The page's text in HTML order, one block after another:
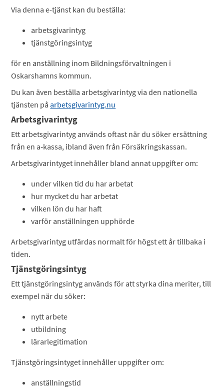
Via denna e-tjänst kan du beställa:
arbetsgivarintyg
tjänstgöringsintyg
för en anställning inom Bildningsförvaltningen i
Oskarshamns kommun.
Du kan även beställa arbetsgivarintyg via den nationella
tjänsten på arbetsgivarintyg.nu
Arbetsgivarintyg
Ett arbetsgivarintyg används oftast när du söker ersättning
från en a‑kassa, ibland även från Försäkringskassan.
Arbetsgivarintyget innehåller bland annat uppgifter om:
under vilken tid du har arbetat
hur mycket du har arbetat
vilken lön du har haft
varför anställningen upphörde
Arbetsgivarintyg utfärdas normalt för högst ett år tillbaka i
tiden.
Tjänstgöringsintyg
Ett tjänstgöringsintyg används för att styrka dina meriter, till
exempel när du söker:
nytt arbete
utbildning
lärarlegitimation
Tjänstgöringsintyget innehåller uppgifter om:
anställningstid